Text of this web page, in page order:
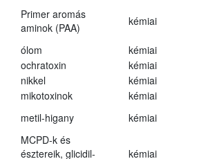
Primer aromás
aminok (PAA)
kémiai
ólom
kémiai
ochratoxin
kémiai
nikkel
kémiai
mikotoxinok
kémiai
metil-higany
kémiai
MCPD-k és
észtereik, glicidil-
kémiai